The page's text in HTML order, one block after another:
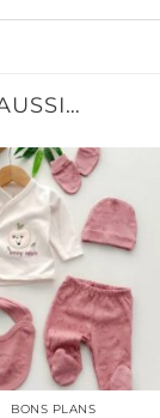
BONS PLANS